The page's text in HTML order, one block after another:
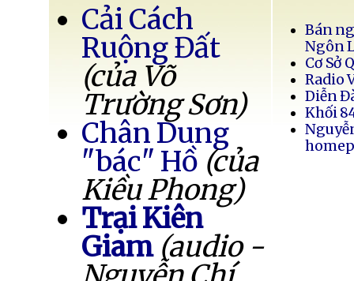
Cải Cách
Ruộng Đất
(của Võ
Trường Sơn)
Chân Dung
"bác" Hồ (của
Kiều Phong)
Trại Kiên
Giam (audio -
Bán
Ngôn
Cơ Sở
Radio
Diễn
Khối